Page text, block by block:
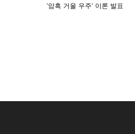
‘암흑 거울 우주‘ 이론 발표